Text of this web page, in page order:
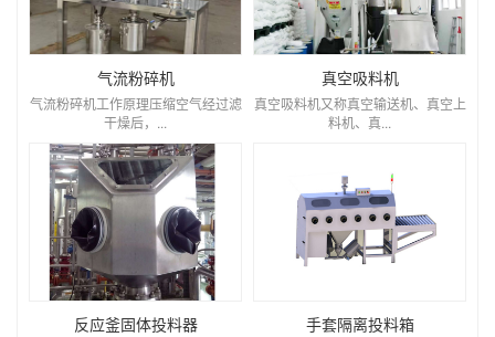
气流粉碎机
气流粉碎机工作原理压缩空气经过滤
干燥后，...
真空吸料机
真空吸料机又称真空输送机、真空上
料机、真...
反应釜固体投料器 手套隔离投料箱